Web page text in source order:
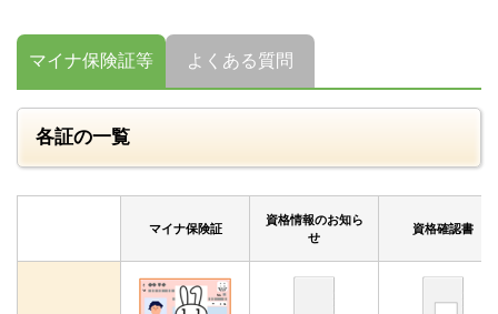
マイナ保険証等 よくある質問
各証の一覧
マイナ保険証
資格情報のお知ら
せ
資格確認書